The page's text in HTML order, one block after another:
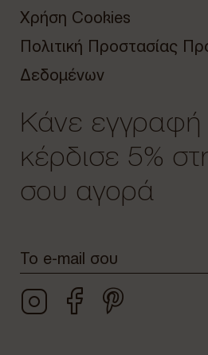
Χρήση Cookies
Πολιτική Προστασίας
Δεδομένων
Κάνε εγγραφή
κέρδισε 5%
σου αγορά